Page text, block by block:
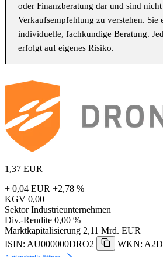
oder Finanzberatung dar und sind
Verkaufsempfehlung zu verstehen. Sie
individuelle, fachkundige Beratung.
erfolgt auf eigenes Risiko.
1,37 EUR
+ 0,04 EUR +2,78 %
KGV 0,00
Sektor Industrieunternehmen
Div.-Rendite 0,00 %
Marktkapitalisierung 2,11 Mrd. EUR
ISIN: AU000000DRO2
WKN: